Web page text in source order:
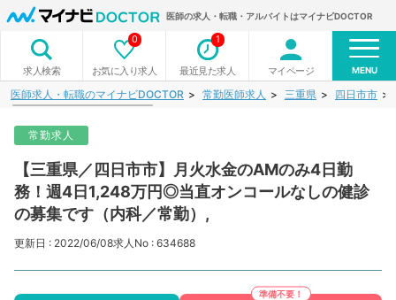
医師の求人・転職・アルバイトはマイナビDOCTOR
求人検索 お気に入り求人
0
最近見た求人
1
マイページ MENU
医師求人・転職のマイナビDOCTOR 常勤医師求人 三重県 四日市市
常勤求人
【三重県／四日市市】月火水金のAMのみ4日勤
務！週4日1,248万円◎当直オンコールなしの健診
の募集です（内科／常勤）,
更新日 : 2022/06/08求人No : 634688